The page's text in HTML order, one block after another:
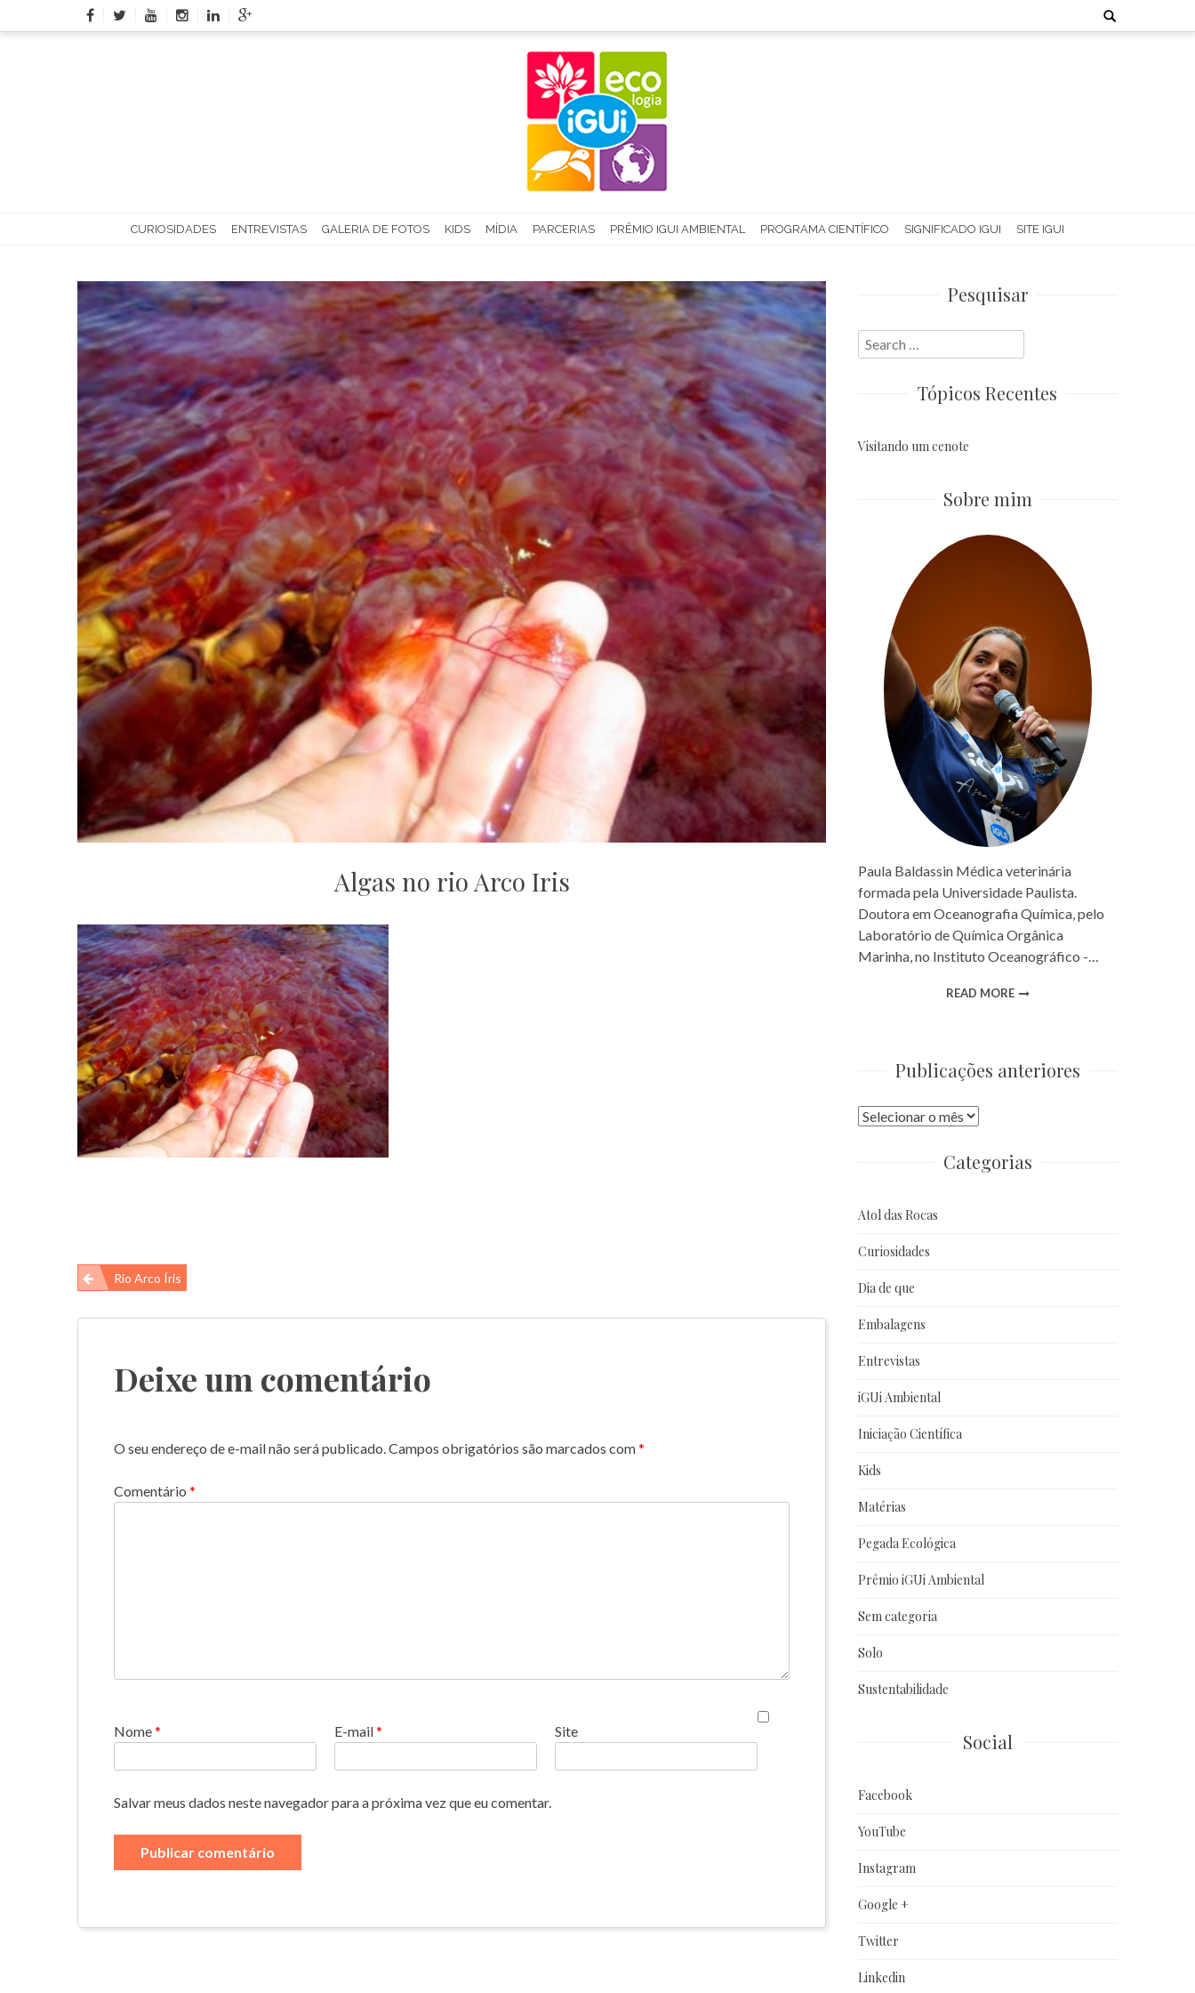
to
Search
for:
CURIOSIDADES ENTREVISTAS GALERIA DE FOTOS KIDS MÍDIA PARCERIAS PRÊMIO IGUI AMBIENTAL PROGRAMA CIENTÍFICO SIGNIFICADO IGUI SITE IGUI
Algas no rio Arco Iris
Navegação
de
Rio Arco Íris
Deixe um comentário
O seu endereço de e-mail não será publicado.Campos obrigatórios são marcados com*
Comentário *
Nome* E-mail* Site
Salvar meus dados neste navegador para a próxima vez que eu comentar.
Pesquisar
Search
for:
Tópicos Recentes
Visitando um cenote
Sobre mim
Paula Baldassin Médica veterinária
formada pela Universidade Paulista.
Doutora em Oceanografia Química, pelo
Laboratório de Química Orgânica
Marinha, no Instituto Oceanográfico -…
READ MORE
Publicações anteriores
Publicações
Categorias
Atol das Rocas
Curiosidades
Dia de que
Embalagens
Entrevistas
iGUi Ambiental
Iniciação Científica
Kids
Matérias
Pegada Ecológica
Prêmio iGUi Ambiental
Sem categoria
Solo
Sustentabilidade
Social
Facebook
YouTube
Instagram
Google +
Twitter
Linkedin